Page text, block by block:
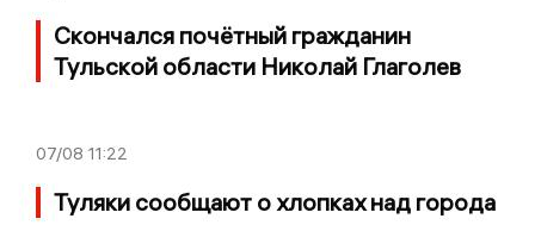
Скончался почётный гражданин
Тульской области Николай Глаголев
07/08 11:22
Туляки сообщают о хлопках над города